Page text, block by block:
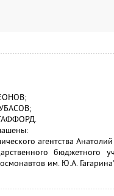
агентства
бюджетного
им. Ю.А.